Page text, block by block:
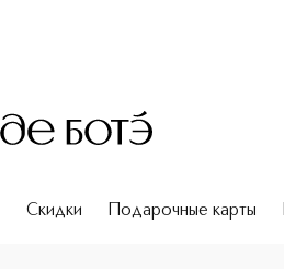
Скидки Подарочные карты